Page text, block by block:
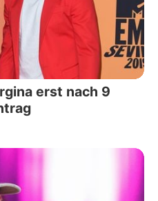
erst nach 9